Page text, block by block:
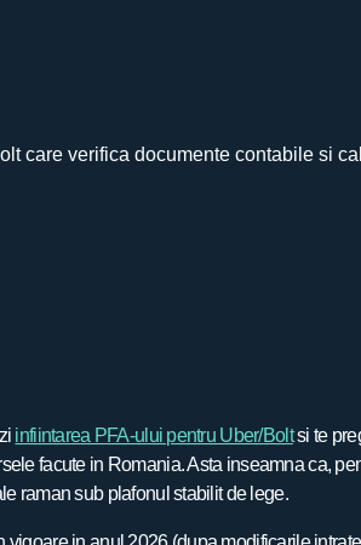
infiintarea PFA-ului pentru Uber/Boltsi te
facute in Romania. Asta inseamna ca,
raman sub plafonul stabilit de lege.